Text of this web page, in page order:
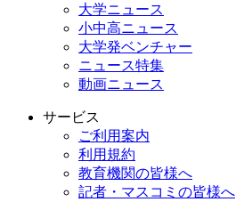
大学ニュース
小中高ニュース
大学発ベンチャー
ニュース特集
動画ニュース
サービス
ご利用案内
利用規約
教育機関の皆様へ
記者・マスコミの皆様へ